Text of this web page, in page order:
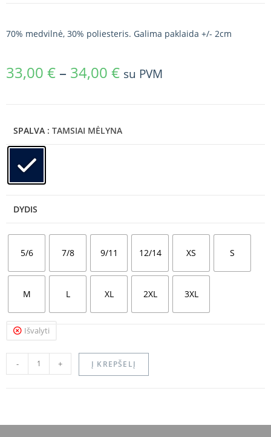
70% medvilnė, 30% poliesteris. Galima paklaida +/- 2cm
33,00 € – 34,00 € su PVM
SPALVA : TAMSIAI MĖLYNA
DYDIS
5/6 7/8 9/11 12/14 XS S
M L XL 2XL 3XL
Išvalyti
- + Į KREPŠELĮ